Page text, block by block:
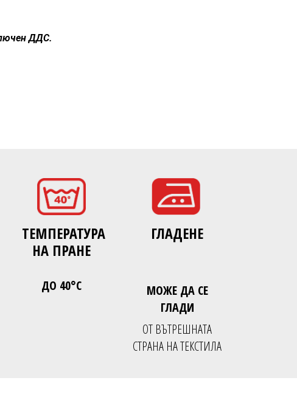
ДДС.
ТЕМПЕРАТУРА
НА ПРАНЕ
ДО 40°C
ГЛАДЕНЕ
МОЖЕ ДА СЕ
ГЛАДИ
ОТ ВЪТРЕШНАТА
СТРАНА НА ТЕКСТИЛА